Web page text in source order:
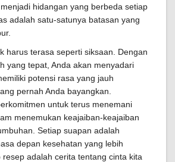
hidangan yang berbeda setiap
adalah satu-satunya batasan yang
harus terasa seperti siksaan. Dengan
yang tepat, Anda akan menyadari
potensi rasa yang jauh
pernah Anda bayangkan.
untuk terus menemani
menemukan keajaiban-keajaiban
Setiap suapan adalah
depan kesehatan yang lebih
adalah cerita tentang cinta kita